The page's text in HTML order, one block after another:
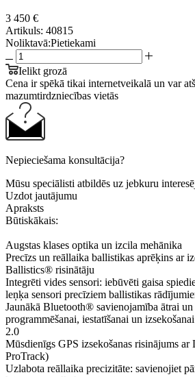
3 450 €
Artikuls: 40815
Noliktavā:Pietiekami
Ielikt grozā
Cena ir spēkā tikai internetveikalā un var
mazumtirdzniecības vietās
Nepieciešama konsultācija?
Mūsu speciālisti atbildēs uz jebkuru
Uzdot jautājumu
Apraksts
Būtiskākais:
Augstas klases optika un izcila mehānika
Precīzs un reāllaika ballistikas aprēķins ar
Ballistics® risinātāju
Integrēti vides sensori: iebūvēti gaisa
leņķa sensori precīziem ballistikas
Jaunākā Bluetooth® savienojamība ātrai un
programmēšanai, iestatīšanai un
2.0
Mūsdienīgs GPS izsekošanas risinājums
ProTrack)
Uzlabota reāllaika precizitāte: savienojiet